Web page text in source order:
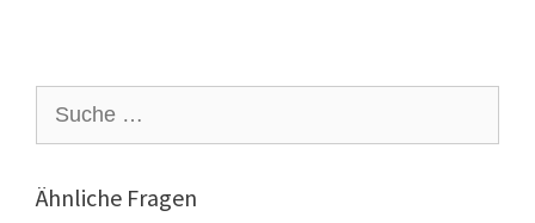
nach:
Ähnliche Fragen